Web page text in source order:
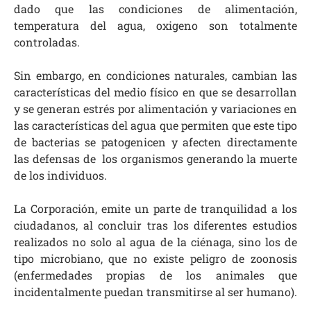
dado que las condiciones de alimentación,
temperatura del agua, oxigeno son totalmente
controladas.
Sin embargo, en condiciones naturales, cambian las
características del medio físico en que se desarrollan
y se generan estrés por alimentación y variaciones en
las características del agua que permiten que este tipo
de bacterias se patogenicen y afecten directamente
las defensas de los organismos generando la muerte
de los individuos.
La Corporación, emite un parte de tranquilidad a los
ciudadanos, al concluir tras los diferentes estudios
realizados no solo al agua de la ciénaga, sino los de
tipo microbiano, que no existe peligro de zoonosis
(enfermedades propias de los animales que
incidentalmente puedan transmitirse al ser humano).